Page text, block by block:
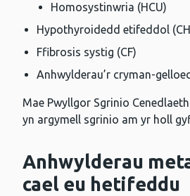
Homosystinwria (HCU)
Hypothyroidedd etifeddol
Ffibrosis systig (CF)
Anhwylderau’r cryman-
Mae Pwyllgor Sgrinio
yn argymell sgrinio am yr holl
Anhwylderau
cael eu hetifeddu